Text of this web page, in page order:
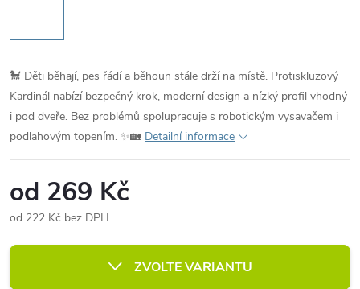
🐩 Děti běhají, pes řádí a běhoun stále drží na místě. Protiskluzový
Kardinál nabízí bezpečný krok, moderní design a nízký profil vhodný
i pod dveře. Bez problémů spolupracuje s robotickým vysavačem i
podlahovým topením. ✨🏡 Detailní informace
od 269 Kč
od 222 Kč bez DPH
cena:
ZVOLTE VARIANTU